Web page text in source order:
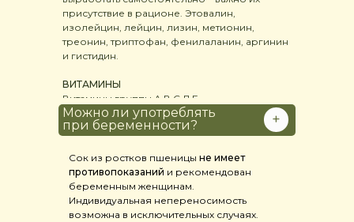
присутствие в рационе. Этовалин,
изолейцин, лейцин, лизин, метионин,
треонин, триптофан, фенилаланин, аргинин
и гистидин.
ВИТАМИНЫ
Витамины группы А,В,С,Д,E
+
Можно ли употреблять
при беременности?
Сок из ростков пшеницы не имеет
противопоказаний и рекомендован
беременным женщинам.
Индивидуальная непереносимость
возможна в исключительных случаях.